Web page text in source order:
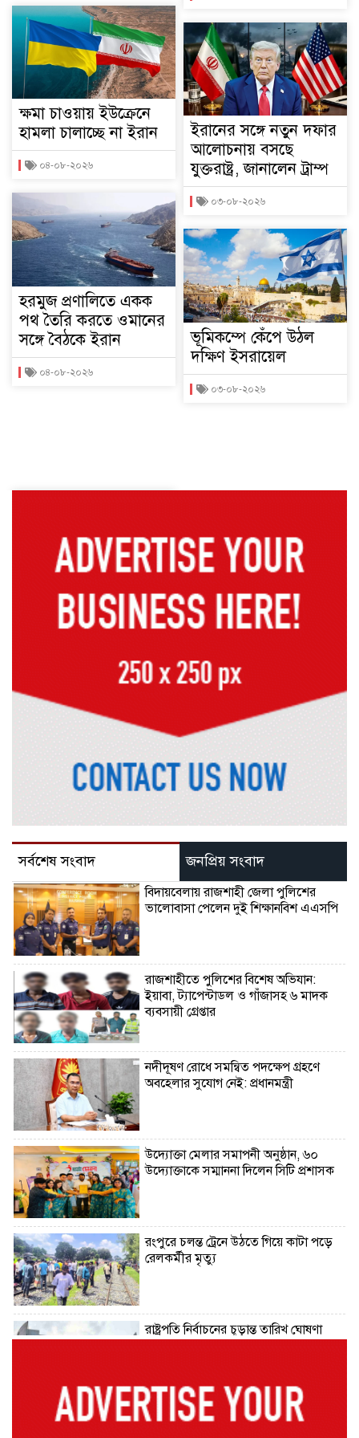
ক্ষমা চাওয়ায় ইউক্রেনে
হামলা চালাচ্ছে না ইরান
০৪-০৮-২০২৬
হরমুজ প্রণালিতে একক
পথ তৈরি করতে ওমানের
সঙ্গে বৈঠকে ইরান
০৪-০৮-২০২৬
ইরানের সঙ্গে নতুন দফার
আলোচনায় বসছে
যুক্তরাষ্ট্র, জানালেন ট্রাম্প
০৩-০৮-২০২৬
ভূমিকম্পে কেঁপে উঠল
দক্ষিণ ইসরায়েল
০৩-০৮-২০২৬
সর্বশেষ সংবাদ জনপ্রিয় সংবাদ
বিদায়বেলায় রাজশাহী জেলা পুলিশের
ভালোবাসা পেলেন দুই শিক্ষানবিশ এএসপি
রাজশাহীতে পুলিশের বিশেষ অভিযান:
ইয়াবা, ট্যাপেন্টাডল ও গাঁজাসহ ৬ মাদক
ব্যবসায়ী গ্রেপ্তার
নদীদূষণ রোধে সমন্বিত পদক্ষেপ গ্রহণে
অবহেলার সুযোগ নেই: প্রধানমন্ত্রী
উদ্যোক্তা মেলার সমাপনী অনুষ্ঠান, ৬০
উদ্যোক্তাকে সম্মাননা দিলেন সিটি প্রশাসক
রংপুরে চলন্ত ট্রেনে উঠতে গিয়ে কাটা পড়ে
রেলকর্মীর মৃত্যু
রাষ্ট্রপতি নির্বাচনের চূড়ান্ত তারিখ ঘোষণা
সাভারের রাজপথে রক্তের দাগ, স্মৃতিতে